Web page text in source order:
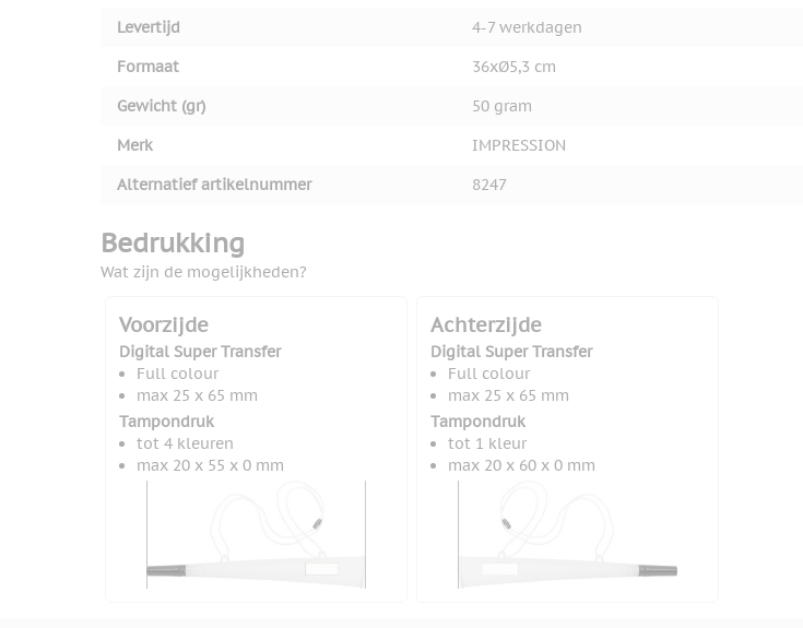
Levertijd
4-7 werkdagen
Formaat
36xØ5,3 cm
Gewicht (gr)
50 gram
Merk
IMPRESSION
Alternatief artikelnummer
8247
Bedrukking
Wat zijn de mogelijkheden?
Voorzijde
Digital Super Transfer
Full colour
max 25 x 65 mm
Tampondruk
tot 4 kleuren
max 20 x 55 x 0 mm
Achterzijde
Digital Super Transfer
Full colour
max 25 x 65 mm
Tampondruk
tot 1 kleur
max 20 x 60 x 0 mm